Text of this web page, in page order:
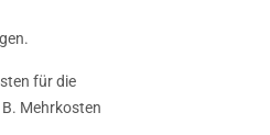
für die
Mehrkosten